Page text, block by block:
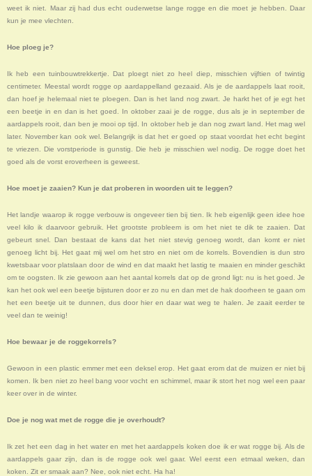
weet ik niet. Maar zij had dus echt ouderwetse lange rogge en die moet je hebben. Daar
kun je mee vlechten.
Hoe ploeg je?
Ik heb een tuinbouwtrekkertje. Dat ploegt niet zo heel diep, misschien vijftien of twintig
centimeter. Meestal wordt rogge op aardappelland gezaaid. Als je de aardappels laat rooit,
dan hoef je helemaal niet te ploegen. Dan is het land nog zwart. Je harkt het of je egt het
een beetje in en dan is het goed. In oktober zaai je de rogge, dus als je in september de
aardappels rooit, dan ben je mooi op tijd. In oktober heb je dan nog zwart land. Het mag wel
later. November kan ook wel. Belangrijk is dat het er goed op staat voordat het echt begint
te vriezen. Die vorstperiode is gunstig. Die heb je misschien wel nodig. De rogge doet het
goed als de vorst eroverheen is geweest.
Hoe moet je zaaien? Kun je dat proberen in woorden uit te leggen?
Het landje waarop ik rogge verbouw is ongeveer tien bij tien. Ik heb eigenlijk geen idee hoe
veel kilo ik daarvoor gebruik. Het grootste probleem is om het niet te dik te zaaien. Dat
gebeurt snel. Dan bestaat de kans dat het niet stevig genoeg wordt, dan komt er niet
genoeg licht bij. Het gaat mij wel om het stro en niet om de korrels. Bovendien is dun stro
kwetsbaar voor platslaan door de wind en dat maakt het lastig te maaien en minder geschikt
om te oogsten. Ik zie gewoon aan het aantal korrels dat op de grond ligt: nu is het goed. Je
kan het ook wel een beetje bijsturen door er zo nu en dan met de hak doorheen te gaan om
het een beetje uit te dunnen, dus door hier en daar wat weg te halen. Je zaait eerder te
veel dan te weinig!
Hoe bewaar je de roggekorrels?
Gewoon in een plastic emmer met een deksel erop. Het gaat erom dat de muizen er niet bij
komen. Ik ben niet zo heel bang voor vocht en schimmel, maar ik stort het nog wel een paar
keer over in de winter.
Doe je nog wat met de rogge die je overhoudt?
Ik zet het een dag in het water en met het aardappels koken doe ik er wat rogge bij. Als de
aardappels gaar zijn, dan is de rogge ook wel gaar. Wel eerst een etmaal weken, dan
koken. Zit er smaak aan? Nee, ook niet echt. Ha ha!